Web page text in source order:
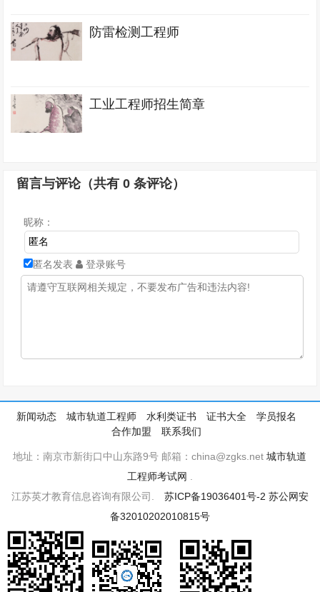
防雷检测工程师
工业工程师招生简章
留言与评论（共有0 条评论）
昵称：
匿名发表 登录账号
新闻动态 城市轨道工程师 水利类证书 证书大全
学员报名
合作加盟
联系我们
地址：南京市新街口中山东路9号 邮箱：china@zgks.net城市轨道
工程师考试网
江苏英才教育信息咨询有限公司. 苏ICP备19036401号-2 苏公网安
备32010202010815号